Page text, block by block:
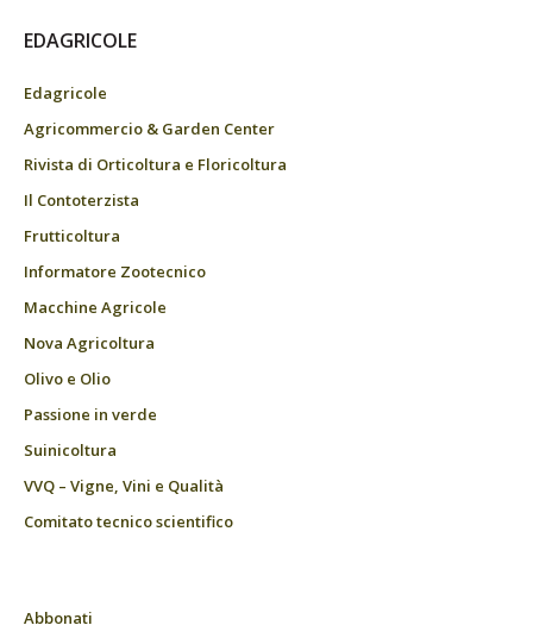
EDAGRICOLE
Edagricole
Agricommercio & Garden Center
Rivista di Orticoltura e Floricoltura
Il Contoterzista
Frutticoltura
Informatore Zootecnico
Macchine Agricole
Nova Agricoltura
Olivo e Olio
Passione in verde
Suinicoltura
VVQ – Vigne, Vini e Qualità
Comitato tecnico scientifico
Abbonati